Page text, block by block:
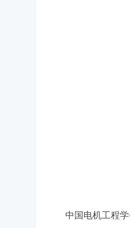
中国电机工程